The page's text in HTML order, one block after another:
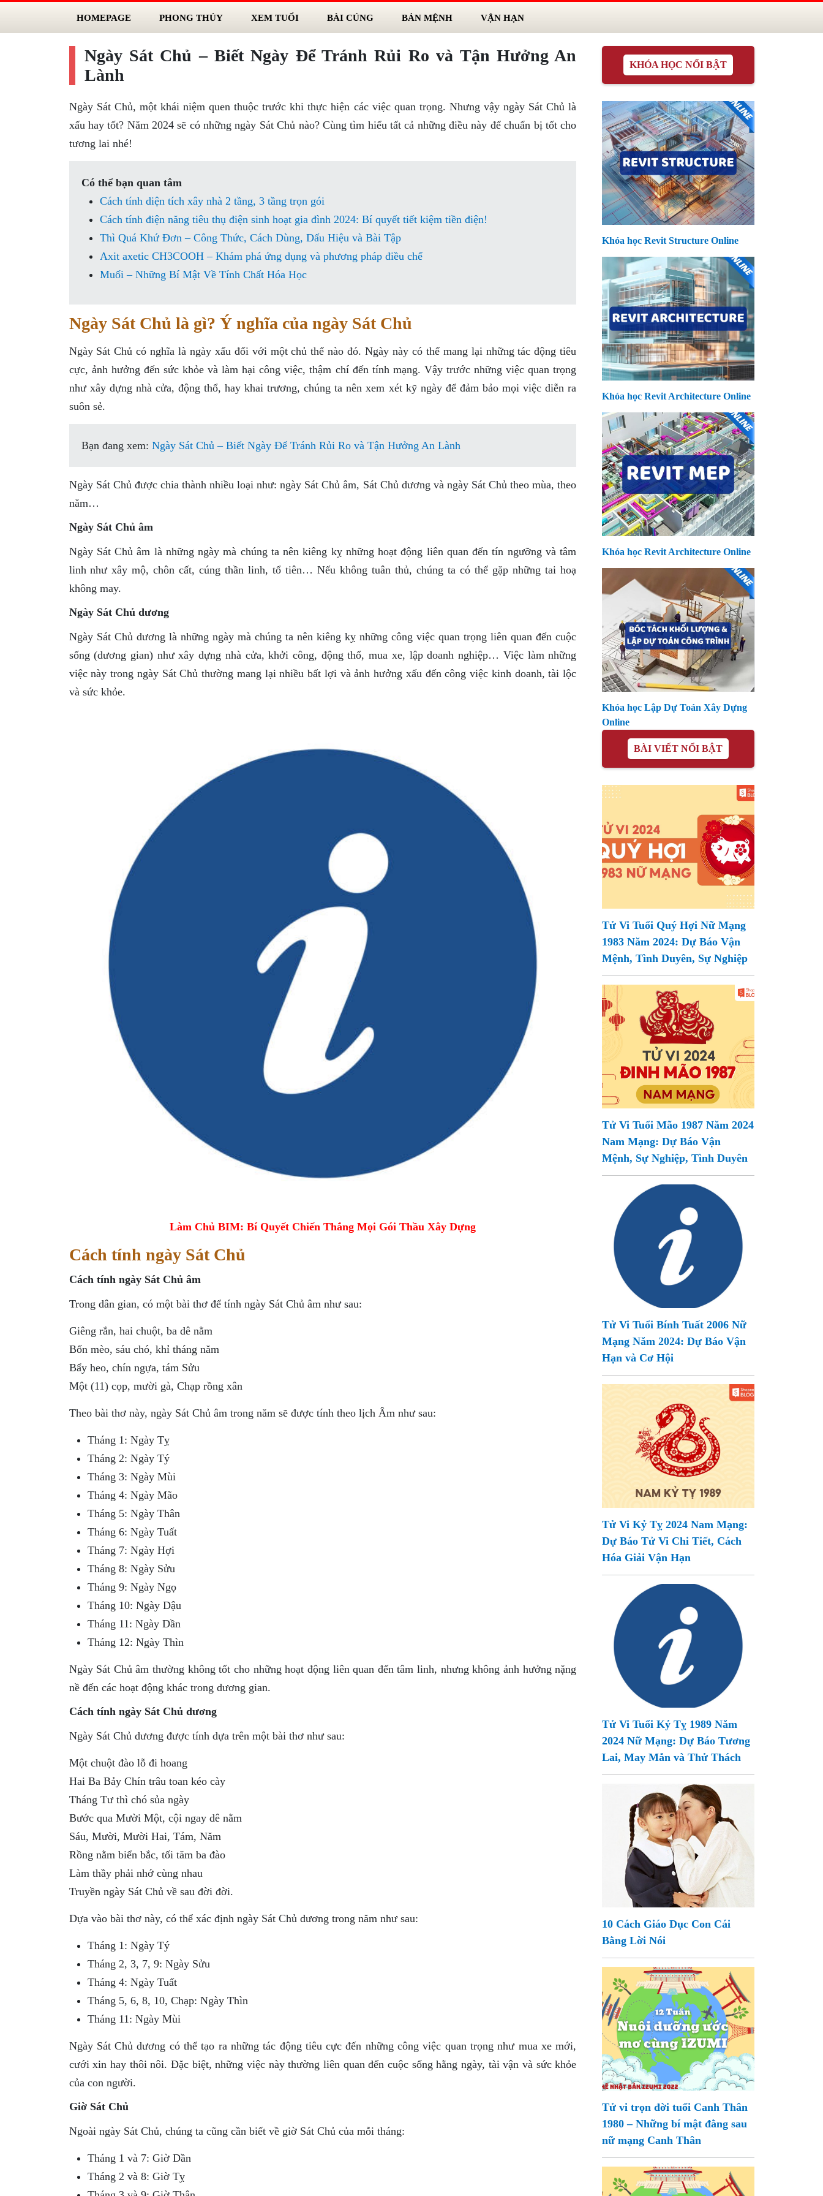
HOMEPAGE PHONG THỦY XEM TUỔI BÀI CÚNG BẢN MỆNH VẬN HẠN
Ngày Sát Chủ – Biết Ngày Để Tránh Rủi Ro và Tận Hưởng An
Lành
Ngày Sát Chủ, một khái niệm quen thuộc trước khi thực hiện các việc quan trọng. Nhưng vậy ngày Sát Chủ là
xấu hay tốt? Năm 2024 sẽ có những ngày Sát Chủ nào? Cùng tìm hiểu tất cả những điều này để chuẩn bị tốt cho
tương lai nhé!
Có thể bạn quan tâm
Cách tính diện tích xây nhà 2 tầng, 3 tầng trọn gói
Cách tính điện năng tiêu thụ điện sinh hoạt gia đình 2024: Bí quyết tiết kiệm tiền điện!
Thì Quá Khứ Đơn – Công Thức, Cách Dùng, Dấu Hiệu và Bài Tập
Axit axetic CH3COOH – Khám phá ứng dụng và phương pháp điều chế
Muối – Những Bí Mật Về Tính Chất Hóa Học
Ngày Sát Chủ là gì? Ý nghĩa của ngày Sát Chủ
Ngày Sát Chủ có nghĩa là ngày xấu đối với một chủ thể nào đó. Ngày này có thể mang lại những tác động tiêu
cực, ảnh hưởng đến sức khỏe và làm hại công việc, thậm chí đến tính mạng. Vậy trước những việc quan trọng
như xây dựng nhà cửa, động thổ, hay khai trương, chúng ta nên xem xét kỹ ngày để đảm bảo mọi việc diễn ra
suôn sẻ.
Bạn đang xem: Ngày Sát Chủ – Biết Ngày Để Tránh Rủi Ro và Tận Hưởng An Lành
Ngày Sát Chủ được chia thành nhiều loại như: ngày Sát Chủ âm, Sát Chủ dương và ngày Sát Chủ theo mùa, theo
năm…
Ngày Sát Chủ âm
Ngày Sát Chủ âm là những ngày mà chúng ta nên kiêng kỵ những hoạt động liên quan đến tín ngưỡng và tâm
linh như xây mộ, chôn cất, cúng thần linh, tổ tiên… Nếu không tuân thủ, chúng ta có thể gặp những tai hoạ
không may.
Ngày Sát Chủ dương
Ngày Sát Chủ dương là những ngày mà chúng ta nên kiêng kỵ những công việc quan trọng liên quan đến cuộc
sống (dương gian) như xây dựng nhà cửa, khởi công, động thổ, mua xe, lập doanh nghiệp… Việc làm những
việc này trong ngày Sát Chủ thường mang lại nhiều bất lợi và ảnh hưởng xấu đến công việc kinh doanh, tài lộc
và sức khỏe.
Làm Chủ BIM: Bí Quyết Chiến Thắng Mọi Gói Thầu Xây Dựng
Cách tính ngày Sát Chủ
Cách tính ngày Sát Chủ âm
Trong dân gian, có một bài thơ để tính ngày Sát Chủ âm như sau:
Giêng rắn, hai chuột, ba dê nằm
Bốn mèo, sáu chó, khỉ tháng năm
Bẩy heo, chín ngựa, tám Sửu
Một (11) cọp, mười gà, Chạp rồng xân
Theo bài thơ này, ngày Sát Chủ âm trong năm sẽ được tính theo lịch Âm như sau:
Tháng 1: Ngày Tỵ
Tháng 2: Ngày Tý
Tháng 3: Ngày Mùi
Tháng 4: Ngày Mão
Tháng 5: Ngày Thân
Tháng 6: Ngày Tuất
Tháng 7: Ngày Hợi
Tháng 8: Ngày Sửu
Tháng 9: Ngày Ngọ
Tháng 10: Ngày Dậu
Tháng 11: Ngày Dần
Tháng 12: Ngày Thìn
Ngày Sát Chủ âm thường không tốt cho những hoạt động liên quan đến tâm linh, nhưng không ảnh hưởng nặng
nề đến các hoạt động khác trong dương gian.
Cách tính ngày Sát Chủ dương
Ngày Sát Chủ dương được tính dựa trên một bài thơ như sau:
Một chuột đào lỗ đi hoang
Hai Ba Bảy Chín trâu toan kéo cày
Tháng Tư thì chó sủa ngày
Bước qua Mười Một, cội ngay dê nằm
Sáu, Mười, Mười Hai, Tám, Năm
Rồng nằm biển bắc, tối tăm ba đào
Làm thầy phải nhớ cùng nhau
Truyền ngày Sát Chủ về sau đời đời.
Dựa vào bài thơ này, có thể xác định ngày Sát Chủ dương trong năm như sau:
Tháng 1: Ngày Tý
Tháng 2, 3, 7, 9: Ngày Sửu
Tháng 4: Ngày Tuất
Tháng 5, 6, 8, 10, Chạp: Ngày Thìn
Tháng 11: Ngày Mùi
Ngày Sát Chủ dương có thể tạo ra những tác động tiêu cực đến những công việc quan trọng như mua xe mới,
cưới xin hay thôi nôi. Đặc biệt, những việc này thường liên quan đến cuộc sống hằng ngày, tài vận và sức khỏe
của con người.
Giờ Sát Chủ
Ngoài ngày Sát Chủ, chúng ta cũng cần biết về giờ Sát Chủ của mỗi tháng:
Tháng 1 và 7: Giờ Dần
Tháng 2 và 8: Giờ Tỵ
KHÓA HỌC NỔI BẬT
Khóa học Revit Structure Online
Khóa học Revit Architecture Online
Khóa học Revit Architecture Online
Khóa học Lập Dự Toán Xây Dựng
Online
BÀI VIẾT NỔI BẬT
Tử Vi Tuổi Quý Hợi Nữ Mạng
1983 Năm 2024: Dự Báo Vận
Mệnh, Tình Duyên, Sự Nghiệp
Tử Vi Tuổi Mão 1987 Năm 2024
Nam Mạng: Dự Báo Vận
Mệnh, Sự Nghiệp, Tình Duyên
Tử Vi Tuổi Bính Tuất 2006 Nữ
Mạng Năm 2024: Dự Báo Vận
Hạn và Cơ Hội
Tử Vi Kỷ Tỵ 2024 Nam Mạng:
Dự Báo Tử Vi Chi Tiết, Cách
Hóa Giải Vận Hạn
Tử Vi Tuổi Kỷ Tỵ 1989 Năm
2024 Nữ Mạng: Dự Báo Tương
Lai, May Mắn và Thử Thách
10 Cách Giáo Dục Con Cái
Bằng Lời Nói
Tử vi trọn đời tuổi Canh Thân
1980 – Những bí mật đằng sau
nữ mạng Canh Thân